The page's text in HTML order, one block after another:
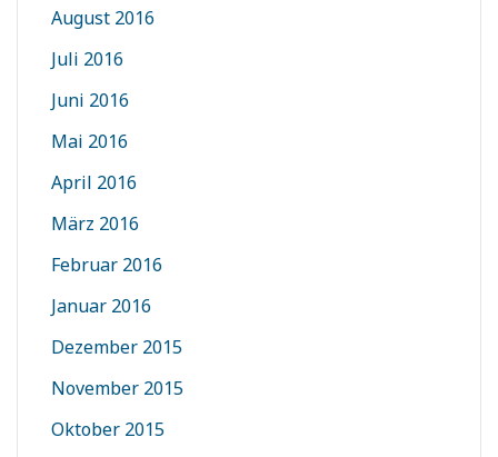
August 2016
Juli 2016
Juni 2016
Mai 2016
April 2016
März 2016
Februar 2016
Januar 2016
Dezember 2015
November 2015
Oktober 2015